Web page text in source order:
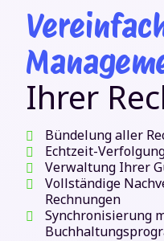
Ihrer
Bündelung aller
Echtzeit-
Verwaltung Ihrer
Vollständige
Rechnungen
Synchronisierung